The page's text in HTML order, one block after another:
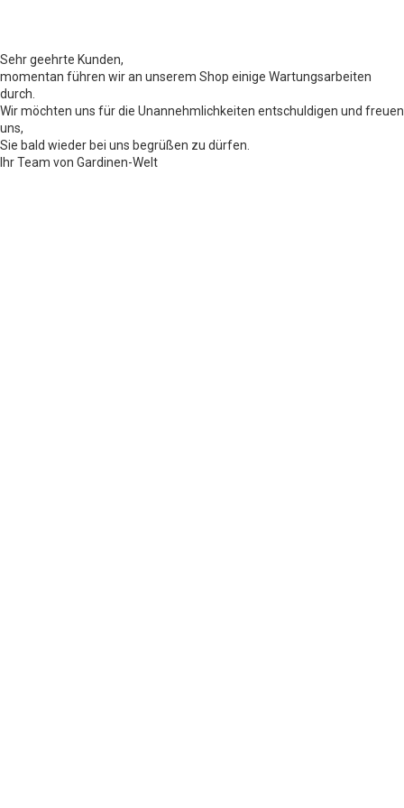
Sehr geehrte Kunden,
momentan führen wir an unserem Shop einige Wartungsarbeiten
durch.
Wir möchten uns für die Unannehmlichkeiten entschuldigen und freuen
uns,
Sie bald wieder bei uns begrüßen zu dürfen.
Ihr Team von Gardinen-Welt